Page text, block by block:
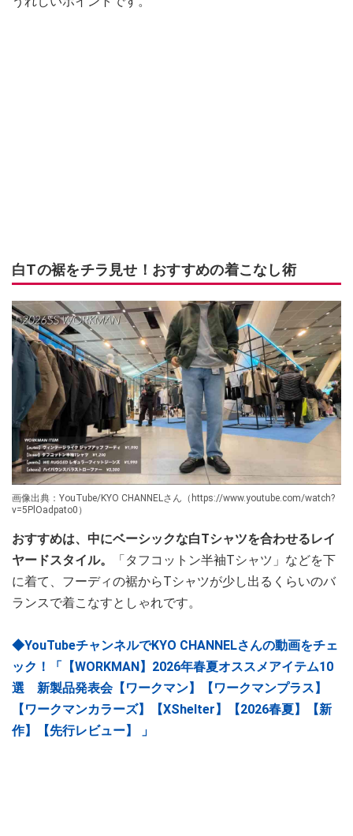
白Tの裾をチラ見せ！おすすめの着こなし術
画像出典：YouTube/KYO CHANNELさん（https://www.youtube.com/watch?
v=5PlOadpato0）
おすすめは、中にベーシックな白Tシャツを合わせるレイ
ヤードスタイル。
「タフコットン半袖Tシャツ」などを下
に着て、フーディの裾からTシャツが少し出るくらいのバ
ランスで着こなすとしゃれです。
◆YouTubeチャンネルでKYO CHANNELさんの動画をチェ
ック！「【WORKMAN】2026年春夏オススメアイテム10
選 新製品発表会【ワークマン】【ワークマンプラス】
【ワークマンカラーズ】【XShelter】【2026春夏】【新
作】【先行レビュー】 」